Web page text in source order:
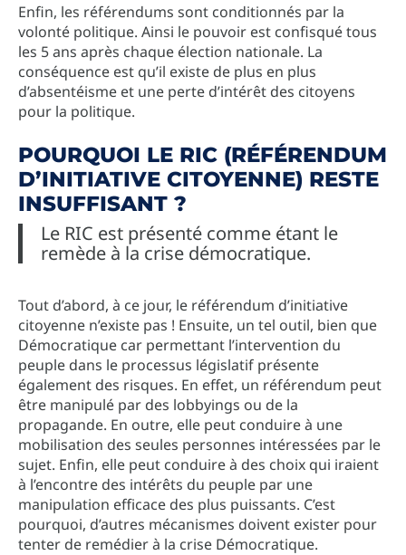
Enfin, les référendums sont conditionnés par la
volonté politique. Ainsi le pouvoir est confisqué tous
les 5 ans après chaque élection nationale. La
conséquence est qu’il existe de plus en plus
d’absentéisme et une perte d’intérêt des citoyens
pour la politique.
POURQUOI LE RIC (RÉFÉRENDUM
D’INITIATIVE CITOYENNE) RESTE
INSUFFISANT ?
Le RIC est présenté comme étant le
remède à la crise démocratique.
Tout d’abord, à ce jour, le référendum d’initiative
citoyenne n’existe pas ! Ensuite, un tel outil, bien que
Démocratique car permettant l’intervention du
peuple dans le processus législatif présente
également des risques. En effet, un référendum peut
être manipulé par des lobbyings ou de la
propagande. En outre, elle peut conduire à une
mobilisation des seules personnes intéressées par le
sujet. Enfin, elle peut conduire à des choix qui iraient
à l’encontre des intérêts du peuple par une
manipulation efficace des plus puissants. C’est
pourquoi, d’autres mécanismes doivent exister pour
tenter de remédier à la crise Démocratique.